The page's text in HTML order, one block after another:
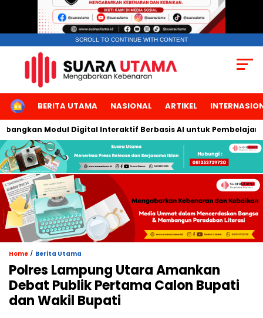
SCROLL TO CONTINUE WITH CONTENT
HOMEBERITA UTAMA NASIONAL ARTIKEL
Modul Digital Interaktif Berbasis AI untuk Pembelajaran
Home / Berita Utama
Polres Lampung Utara Amankan
Debat Publik Pertama Calon Bupati
dan Wakil Bupati